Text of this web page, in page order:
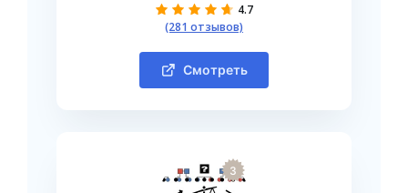
4.7
(281 отзывов)
Смотреть
3